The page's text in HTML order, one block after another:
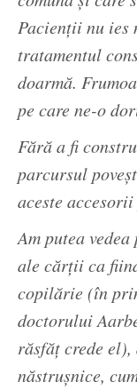
Pacienţii nu ies
tratamentul
doarmă.
pe care ne-o
Fără a fi
parcursul
aceste
Am putea
ale cărţii ca
copilărie (în
doctorului
răsfăţ crede
năstruşnice,